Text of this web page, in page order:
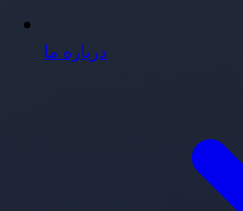
درباره ما